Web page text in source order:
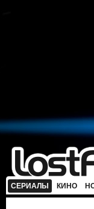
СЕРИАЛЫ КИНО